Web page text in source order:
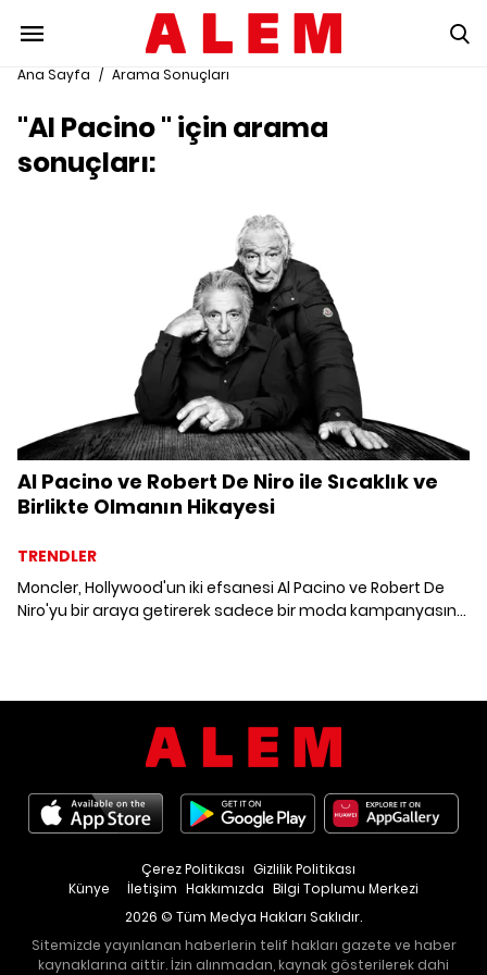
Ana Sayfa / Arama Sonuçları
"Al Pacino " için arama
sonuçları:
Al Pacino ve Robert De Niro ile Sıcaklık ve
Birlikte Olmanın Hikayesi
TRENDLER
Moncler, Hollywood'un iki efsanesi Al Pacino ve Robert De
Niro'yu bir araya getirerek sadece bir moda kampanyasına
Künye İletişim Hakkımızda Bilgi Toplumu Merkezi
Çerez Politikası Gizlilik Politikası
2026 © Tüm Medya Hakları Saklıdır.
Sitemizde yayınlanan haberlerin telif hakları gazete ve haber
kaynaklarına aittir. İzin alınmadan, kaynak gösterilerek dahi